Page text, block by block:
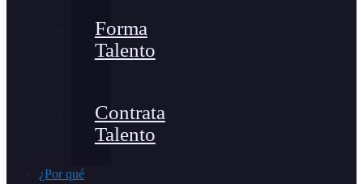
Forma
Talento
Contrata
Talento
¿Por qué